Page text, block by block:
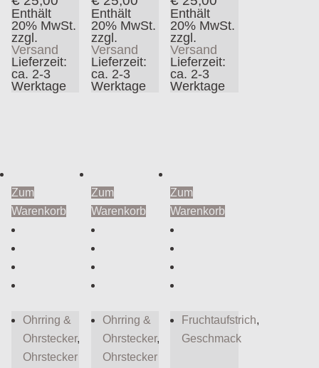
Enthält
20% MwSt.
zzgl.
Versand
Lieferzeit:
ca. 2-3
Werktage
Enthält
20% MwSt.
zzgl.
Versand
Lieferzeit:
ca. 2-3
Werktage
Enthält
20% MwSt.
zzgl.
Versand
Lieferzeit:
ca. 2-3
Werktage
Zum
Warenkorb
Ohrring &
Ohrstecker,
Ohrstecker
Zum
Warenkorb
Ohrring &
Ohrstecker,
Ohrstecker
Zum
Warenkorb
Fruchtaufstrich,
Geschmack